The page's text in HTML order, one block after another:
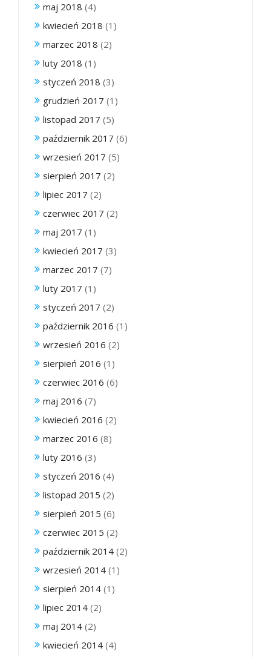
maj 2018 (4)
kwiecień 2018 (1)
marzec 2018 (2)
luty 2018 (1)
styczeń 2018 (3)
grudzień 2017 (1)
listopad 2017 (5)
październik 2017 (6)
wrzesień 2017 (5)
sierpień 2017 (2)
lipiec 2017 (2)
czerwiec 2017 (2)
maj 2017 (1)
kwiecień 2017 (3)
marzec 2017 (7)
luty 2017 (1)
styczeń 2017 (2)
październik 2016 (1)
wrzesień 2016 (2)
sierpień 2016 (1)
czerwiec 2016 (6)
maj 2016 (7)
kwiecień 2016 (2)
marzec 2016 (8)
luty 2016 (3)
styczeń 2016 (4)
listopad 2015 (2)
sierpień 2015 (6)
czerwiec 2015 (2)
październik 2014 (2)
wrzesień 2014 (1)
sierpień 2014 (1)
lipiec 2014 (2)
maj 2014 (2)
kwiecień 2014 (4)